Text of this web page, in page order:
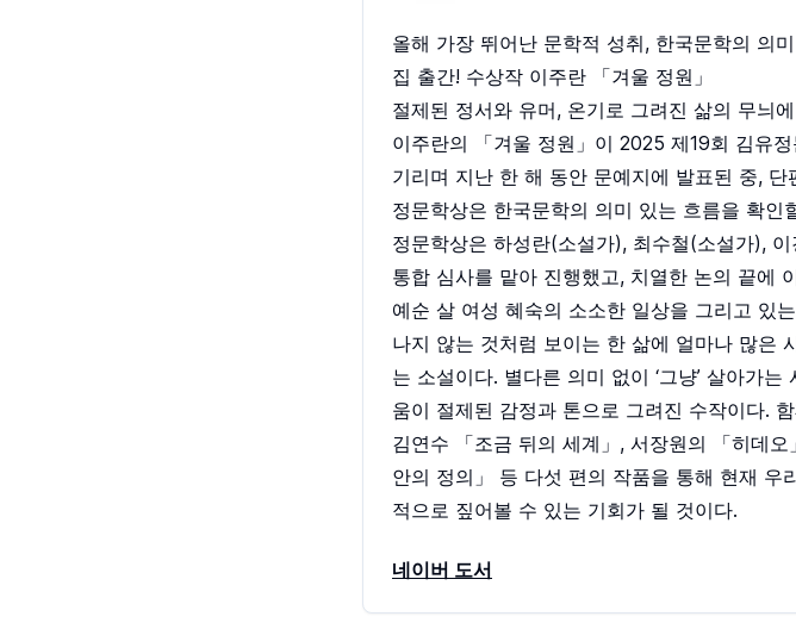
올해 가장 뛰어난 문학적 성취, 한국문학의 의
집 출간! 수상작 이주란 「겨울 정원」
절제된 정서와 유머, 온기로 그려진 삶의 무늬
이주란의 「겨울 정원」이 2025 제19회 김유
기리며 지난 한 해 동안 문예지에 발표된 중,
정문학상은 한국문학의 의미 있는 흐름을 확
정문학상은 하성란(소설가), 최수철(소설가),
통합 심사를 맡아 진행했고, 치열한 논의 끝에
예순 살 여성 혜숙의 소소한 일상을 그리고 있
나지 않는 것처럼 보이는 한 삶에 얼마나 많은
는 소설이다. 별다른 의미 없이 ‘그냥’ 살아가
움이 절제된 감정과 톤으로 그려진 수작이다.
김연수 「조금 뒤의 세계」, 서장원의 「히데
안의 정의」 등 다섯 편의 작품을 통해 현재
적으로 짚어볼 수 있는 기회가 될 것이다.
네이버 도서